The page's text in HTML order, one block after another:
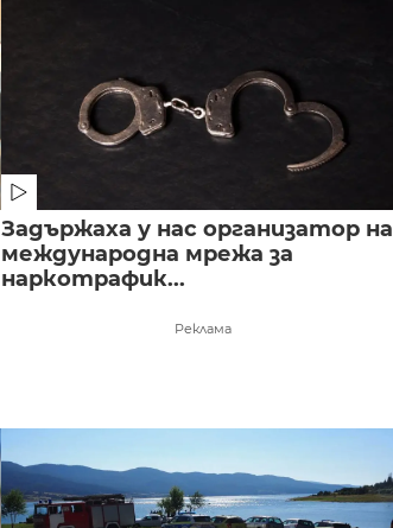
Задържаха у нас организатор на
международна мрежа за
наркотрафик...
Реклама